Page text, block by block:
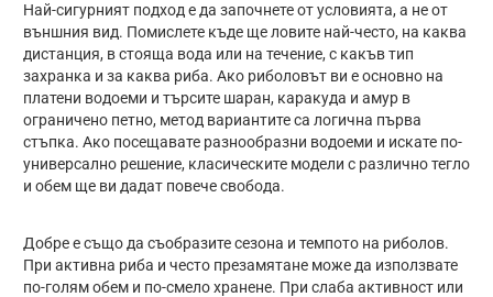
Най-сигурният подход е да започнете от условията, а не от
външния вид. Помислете къде ще ловите най-често, на каква
дистанция, в стояща вода или на течение, с какъв тип
захранка и за каква риба. Ако риболовът ви е основно на
платени водоеми и търсите шаран, каракуда и амур в
ограничено петно, метод вариантите са логична първа
стъпка. Ако посещавате разнообразни водоеми и искате по-
универсално решение, класическите модели с различно тегло
и обем ще ви дадат повече свобода.
Добре е също да съобразите сезона и темпото на риболов.
При активна риба и често презамятане може да използвате
по-голям обем и по-смело хранене. При слаба активност или